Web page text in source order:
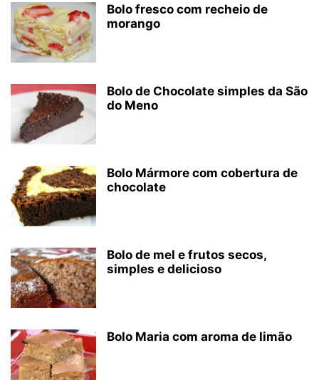
Bolo fresco com recheio de
morango
Bolo de Chocolate simples da São
do Meno
Bolo Mármore com cobertura de
chocolate
Bolo de mel e frutos secos,
simples e delicioso
Bolo Maria com aroma de limão